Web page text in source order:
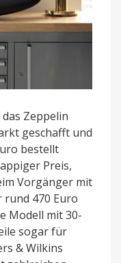
Zeppelin
geschafft und
bestellt
Preis,
Vorgänger mit
470 Euro
Modell mit 30-
sogar für
& Wilkins